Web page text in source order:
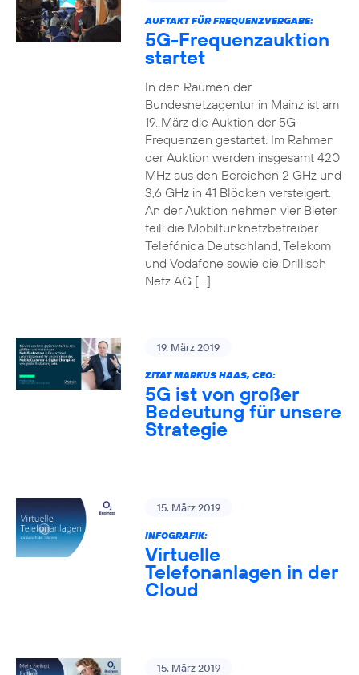
AUFTAKT FÜR FREQUENZVERGABE:
5G-Frequenzauktion
startet
In den Räumen der
Bundesnetzagentur in Mainz ist am
19. März die Auktion der 5G-
Frequenzen gestartet. Im Rahmen
der Auktion werden insgesamt 420
MHz aus den Bereichen 2 GHz und
3,6 GHz in 41 Blöcken versteigert.
An der Auktion nehmen vier Bieter
teil: die Mobilfunknetzbetreiber
Telefónica Deutschland, Telekom
und Vodafone sowie die Drillisch
Netz AG […]
19. März 2019
ZITAT MARKUS HAAS, CEO:
5G ist von großer
Bedeutung für unsere
Strategie
15. März 2019
INFOGRAFIK:
Virtuelle
Telefonanlagen in der
Cloud
15. März 2019